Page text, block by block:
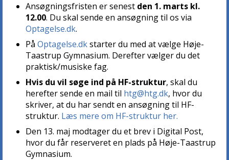
Ansøgningsfristen er senest den 1. marts kl.
12.00. Du skal sende en ansøgning til os via
Optagelse.dk.
På Optagelse.dkstarter du med at vælge Høje-
Taastrup Gymnasium. Derefter vælger du det
praktisk/musiske fag.
Hvis du vil søge ind på HF-struktur, skal du
herefter sende en mail til htg@htg.dk, hvor du
skriver, at du har sendt en ansøgning til HF-
struktur. Læs mere om HF-struktur her.
Den 13. maj modtager du et brev i Digital Post,
hvor du får reserveret en plads på Høje-Taastrup
Gymnasium.